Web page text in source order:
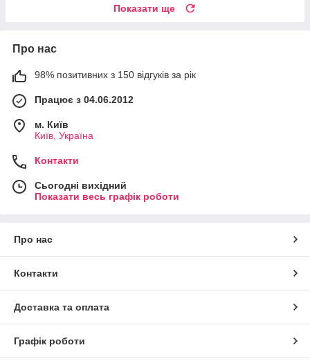
Показати ще
Про нас
98% позитивних з 150 відгуків за рік
Працює з 04.06.2012
м. Київ
Київ, Україна
Контакти
Сьогодні вихідний
Показати весь графік роботи
Про нас
Контакти
Доставка та оплата
Графік роботи